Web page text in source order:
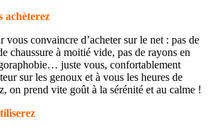
achèterez
vous convaincre d’acheter sur le net : pas de
chaussure à moitié vide, pas de rayons en
juste vous, confortablement
sur les genoux et à vous les heures de
on prend vite goût à la sérénité et au calme !